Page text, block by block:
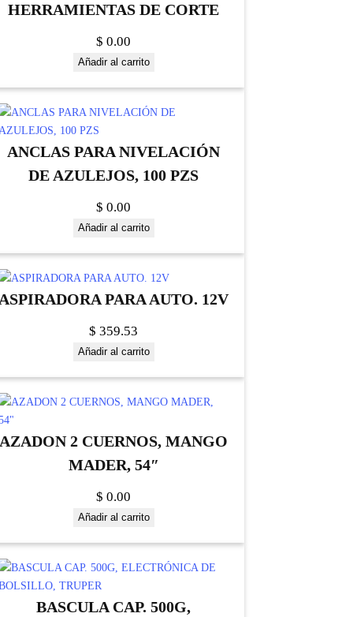
HERRAMIENTAS DE CORTE
$ 0.00
Añadir al carrito
ANCLAS PARA NIVELACIÓN
DE AZULEJOS, 100 PZS
$ 0.00
Añadir al carrito
PARA AUTO. 12V
$ 359.53
Añadir al carrito
AZADON 2 CUERNOS, MANGO
MADER, 54″
$ 0.00
Añadir al carrito
BASCULA CAP. 500G,